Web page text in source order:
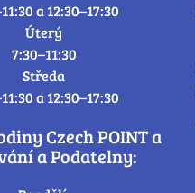
a 12:30–17:30
Úterý
7:30–11:30
Středa
a 12:30–17:30
Czech POINT a
a Podatelny: